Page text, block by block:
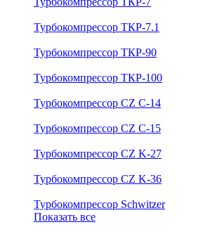
Турбокомпрессор ТКР-7.1
Турбокомпрессор ТКР-90
Турбокомпрессор ТКР-100
Турбокомпрессор CZ C-14
Турбокомпрессор CZ C-15
Турбокомпрессор CZ K-27
Турбокомпрессор CZ K-36
Турбокомпрессор Schwitzer
Показать все